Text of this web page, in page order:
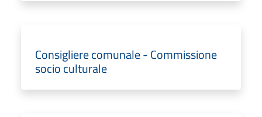
Consigliere comunale - Commissione
socio culturale